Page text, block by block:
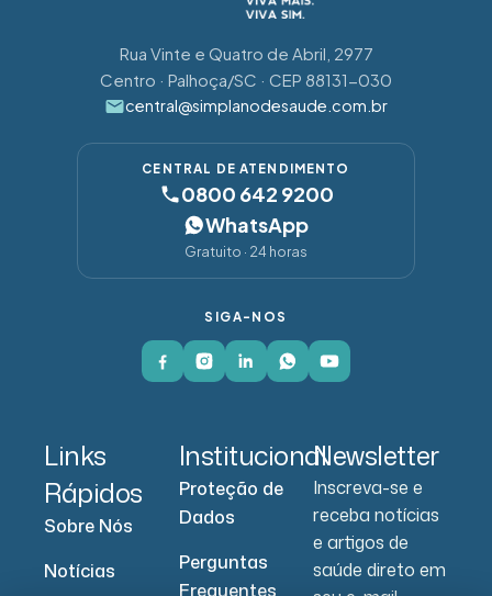
Rua Vinte e Quatro de Abril, 2977
Centro · Palhoça/SC · CEP 88131-030
central@simplanodesaude.com.br
CENTRAL DE ATENDIMENTO
0800 642 9200
WhatsApp
Gratuito · 24 horas
SIGA-NOS
Links
Rápidos
Sobre Nós
Notícias
Institucional
Proteção de
Dados
Perguntas
Frequentes
Newsletter
Inscreva-se e
receba notícias
e artigos de
saúde direto em